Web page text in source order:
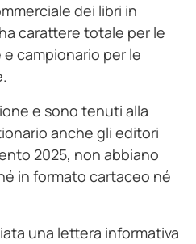
dei libri in
carattere totale per le
campionario per le
e sono tenuti alla
anche gli editori
2025, non abbiano
in formato cartaceo né
una lettera informativa